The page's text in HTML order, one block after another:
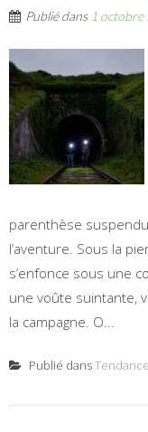
Publié dans 1 octobre
parenthèse
l’aventure. Sous la
s’enfonce sous une
une voûte suintante,
la campagne. O...
Publié dans